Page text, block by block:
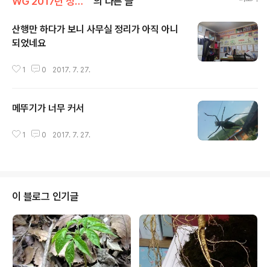
산행만 하다가 보니 사무실 정리가 아직 아니
되었네요
1 0 2017. 7. 27.
메뚜기가 너무 커서
1 0 2017. 7. 27.
이 블로그 인기글